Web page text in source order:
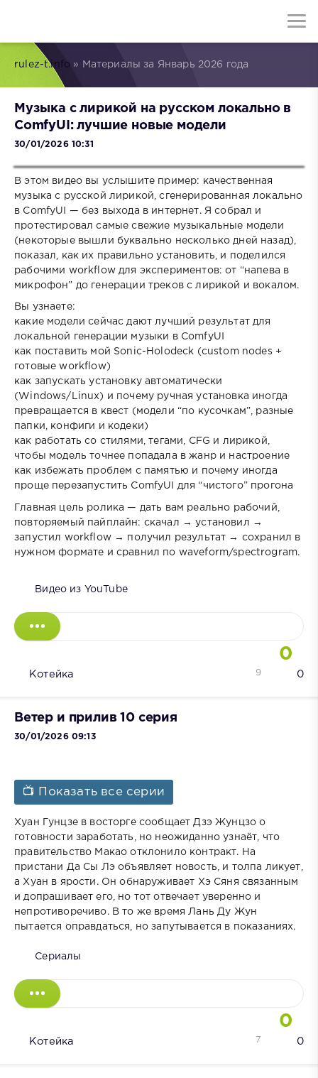
rulez-t.info » Материалы за Январь 2026 года
Музыка с лирикой на русском локально в
ComfyUI: лучшие новые модели
30/01/2026 10:31
В этом видео вы услышите пример: качественная
музыка с русской лирикой, сгенерированная локально
в ComfyUI — без выхода в интернет. Я собрал и
протестировал самые свежие музыкальные модели
(некоторые вышли буквально несколько дней назад),
показал, как их правильно установить, и поделился
рабочими workflow для экспериментов: от “напева в
микрофон” до генерации треков с лирикой и вокалом.
Вы узнаете:
какие модели сейчас дают лучший результат для
локальной генерации музыки в ComfyUI
как поставить мой Sonic-Holodeck (custom nodes +
готовые workflow)
как запускать установку автоматически
(Windows/Linux) и почему ручная установка иногда
превращается в квест (модели “по кусочкам”, разные
папки, конфиги и кодеки)
как работать со стилями, тегами, CFG и лирикой,
чтобы модель точнее попадала в жанр и настроение
как избежать проблем с памятью и почему иногда
проще перезапустить ComfyUI для “чистого” прогона
Главная цель ролика — дать вам реально рабочий,
повторяемый пайплайн: скачал → установил →
запустил workflow → получил результат → сохранил в
нужном формате и сравнил по waveform/spectrogram.
Видео из YouTube
0
Котейка 0
9
Ветер и прилив 10 серия
30/01/2026 09:13
📺 Показать все серии
Хуан Гунцзе в восторге сообщает Дзэ Жунцзо о
готовности заработать, но неожиданно узнаёт, что
правительство Макао отклонило контракт. На
пристани Да Сы Лэ объявляет новость, и толпа ликует,
а Хуан в ярости. Он обнаруживает Хэ Сяня связанным
и допрашивает его, но тот отвечает уверенно и
непротиворечиво. В то же время Лань Ду Жун
пытается оправдаться, но запутывается в показаниях.
Сериалы
0
Котейка 0
7